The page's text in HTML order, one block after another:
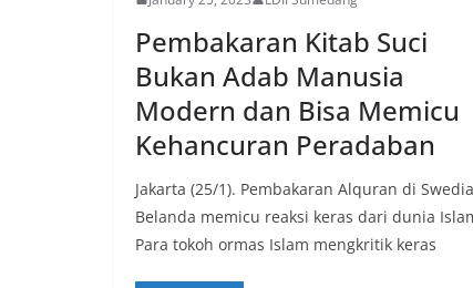
Pembakaran Kitab Suci
Bukan Adab Manusia
Modern dan Bisa Memicu
Kehancuran Peradaban
Jakarta (25/1). Pembakaran Alquran di
Belanda memicu reaksi keras dari dunia
Para tokoh ormas Islam mengkritik keras